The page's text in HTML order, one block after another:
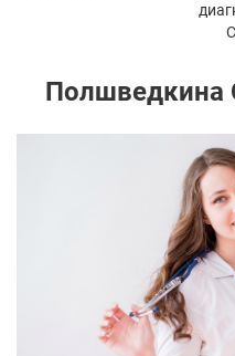
Полшведкина